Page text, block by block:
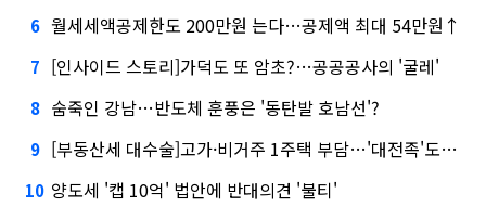
6 월세세액공제한도 200만원 는다…공제액 최대 54만원↑
7 [인사이드 스토리]가덕도 또 암초?…공공공사의 '굴레'
8 숨죽인 강남…반도체 훈풍은 '동탄발 호남선'?
9 [부동산세 대수술]고가·비거주 1주택 부담…'대전족'도 불똥
10 양도세 '캡 10억' 법안에 반대의견 '불티'